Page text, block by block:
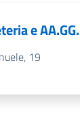
e AA.GG.
19